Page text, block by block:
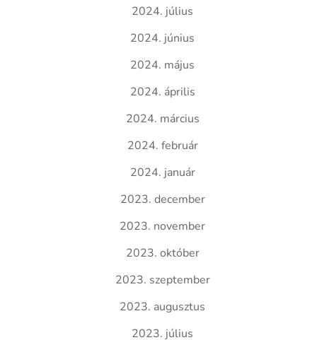
2024. július
2024. június
2024. május
2024. április
2024. március
2024. február
2024. január
2023. december
2023. november
2023. október
2023. szeptember
2023. augusztus
2023. július